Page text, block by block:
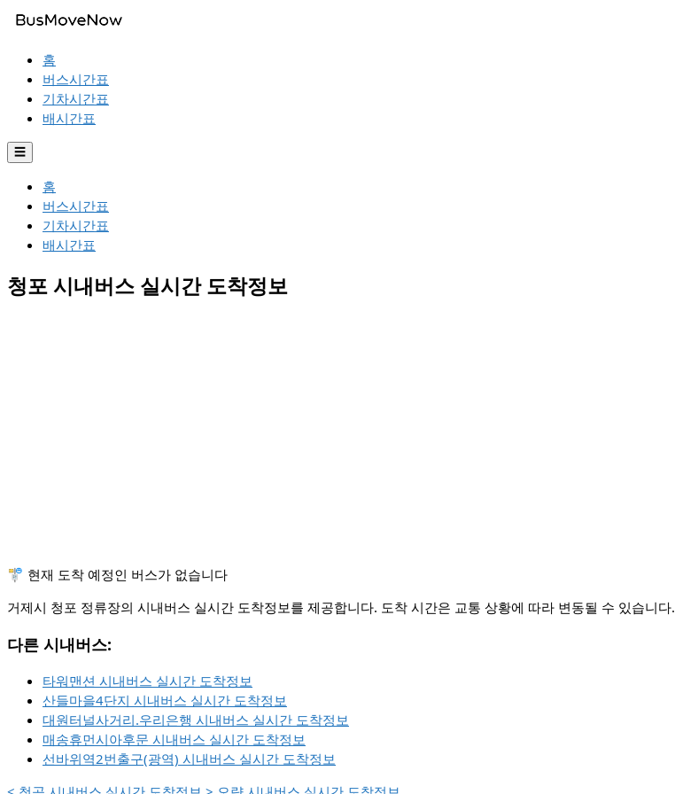
홈
버스시간표
기차시간표
배시간표
☰
홈
버스시간표
기차시간표
배시간표
청포 시내버스 실시간 도착정보
🚏 현재 도착 예정인 버스가 없습니다
거제시 청포 정류장의 시내버스 실시간 도착정보를 제공합니다. 도착 시간은 교통 상황에 따라 변동될 수 있습니다.
다른 시내버스:
타워맨션 시내버스 실시간 도착정보
산들마을4단지 시내버스 실시간 도착정보
대원터널사거리.우리은행 시내버스 실시간 도착정보
매송휴먼시아후문 시내버스 실시간 도착정보
선바위역2번출구(광역) 시내버스 실시간 도착정보